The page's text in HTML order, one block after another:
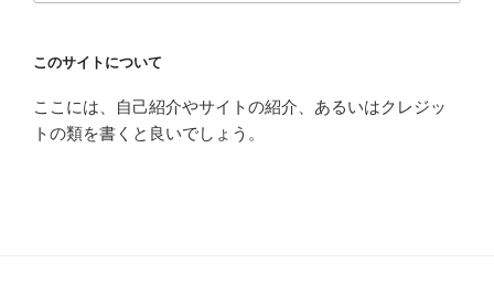
このサイトについて
ここには、自己紹介やサイトの紹介、あるいはクレジッ
トの類を書くと良いでしょう。